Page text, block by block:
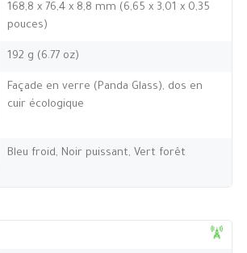
168,8 x 76,4 x 8,8 mm (6,65 x 3,01 x 0,35
pouces)
192 g (6.77 oz)
Façade en verre (Panda Glass), dos en
cuir écologique
Bleu froid, Noir puissant, Vert forêt